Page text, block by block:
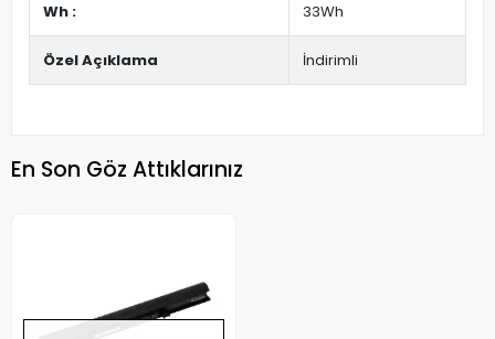
Wh : 33Wh
Özel Açıklama İndirimli
En Son Göz Attıklarınız